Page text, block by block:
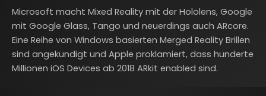
Microsoft macht Mixed Reality mit der Hololens, Google
mit Google Glass, Tango und neuerdings auch ARcore.
Eine Reihe von Windows basierten Merged Reality Brillen
sind angekündigt und Apple proklamiert, dass hunderte
Millionen iOS Devices ab 2018 ARkit enabled sind.